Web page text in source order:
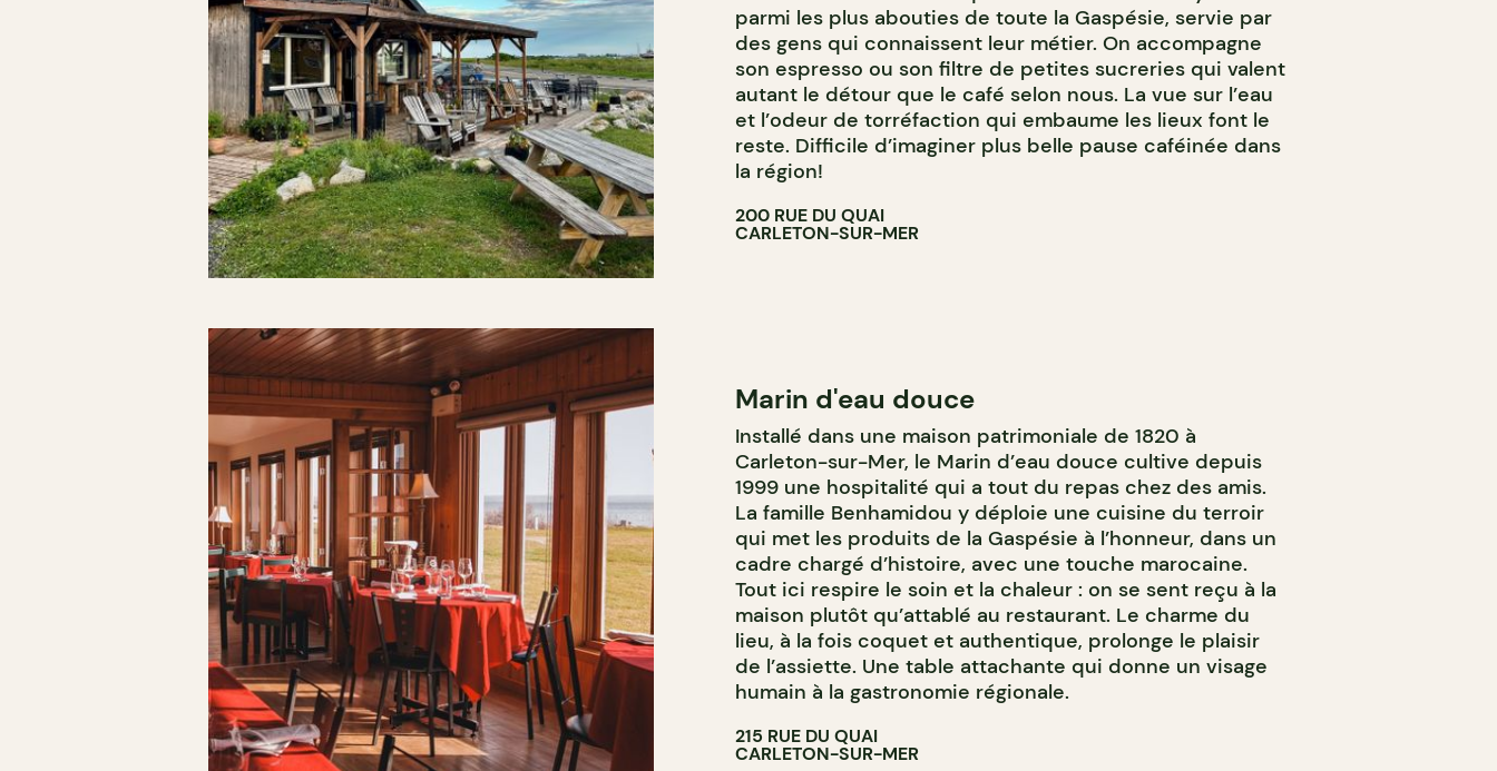
parmi les plus abouties de toute la Gaspésie, servie par
des gens qui connaissent leur métier. On accompagne
son espresso ou son filtre de petites sucreries qui valent
autant le détour que le café selon nous. La vue sur l’eau
et l’odeur de torréfaction qui embaume les lieux font le
reste. Difficile d’imaginer plus belle pause caféinée dans
la région!
200 RUE DU QUAI
CARLETON-SUR-MER
Marin d'eau douce
Installé dans une maison patrimoniale de 1820 à
Carleton-sur-Mer, le Marin d’eau douce cultive depuis
1999 une hospitalité qui a tout du repas chez des amis.
La famille Benhamidou y déploie une cuisine du terroir
qui met les produits de la Gaspésie à l’honneur, dans un
cadre chargé d’histoire, avec une touche marocaine.
Tout ici respire le soin et la chaleur : on se sent reçu à la
maison plutôt qu’attablé au restaurant. Le charme du
lieu, à la fois coquet et authentique, prolonge le plaisir
de l’assiette. Une table attachante qui donne un visage
humain à la gastronomie régionale.
215 RUE DU QUAI
CARLETON-SUR-MER